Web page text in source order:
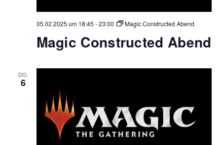
05.02.2025 um 18:45 -23:00 Magic Constructed Abend
Magic Constructed Abend
DO.
6